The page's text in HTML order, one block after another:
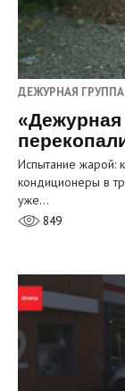
ДЕЖУРНАЯ ГРУППА
«Дежурная
Испытание жарой:
кондиционеры в
уже…
849